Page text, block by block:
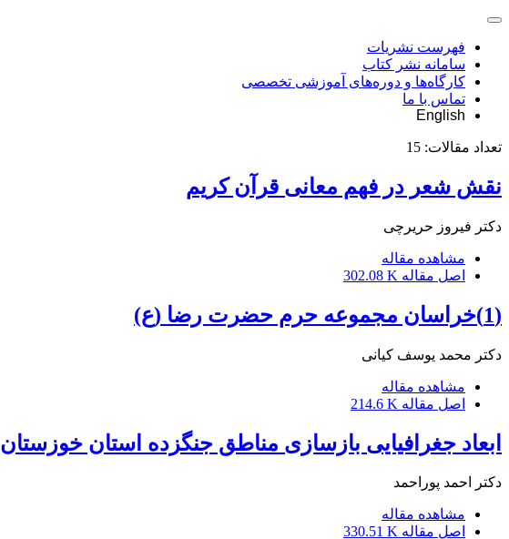
فهرست نشریات
سامانه نشر کتاب
کارگاه‌ها و دوره‌های آموزشی تخصصی
تماس با ما
English
تعداد مقالات: 15
نقش شعر در فهم معانی قرآن کریم
دکتر فیروز حریرچی
مشاهده مقاله
اصل مقاله 302.08 K
(1)خراسان مجموعه حرم حضرت رضا (ع)
دکتر محمد یوسف کیانی
مشاهده مقاله
اصل مقاله 214.6 K
ابعاد جغرافیایی بازسازی مناطق جنگزده استان خوزستان
دکتر احمد پوراحمد
مشاهده مقاله
اصل مقاله 330.51 K